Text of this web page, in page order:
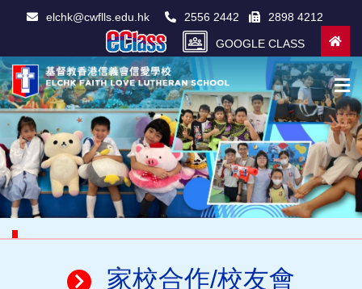
elchk@cwflls.edu.hk 2556 2442 2898 4212
GOOGLE CLASS
家校合作/校友會